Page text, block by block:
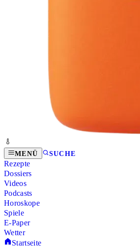
MENÜ SUCHE
Rezepte
Dossiers
Videos
Podcasts
Horoskope
Spiele
E-Paper
Wetter
Startseite